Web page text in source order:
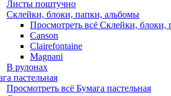
Листы поштучно
Склейки, блоки, папки, альбомы
Просмотреть всё Склейки, блоки,
Canson
Clairefontaine
Magnani
В рулонах
пастельная
Просмотреть всё Бумага пастельная